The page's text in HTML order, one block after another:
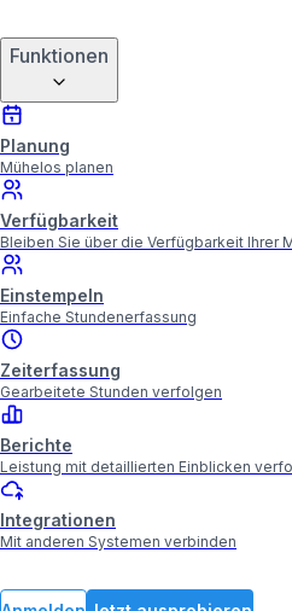
Funktionen
Planung
Mühelos planen
Verfügbarkeit
Bleiben Sie über die Verfügbarkeit Ihrer
Einstempeln
Einfache Stundenerfassung
Zeiterfassung
Gearbeitete Stunden verfolgen
Berichte
Leistung mit detaillierten Einblicken
Integrationen
Mit anderen Systemen verbinden